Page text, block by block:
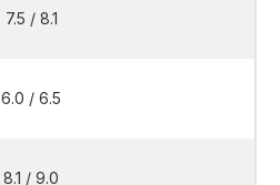
7.5 / 8.1
6.0 / 6.5
8.1 / 9.0